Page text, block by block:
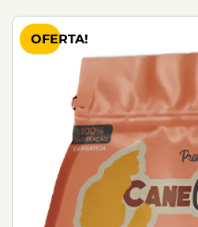
OFERTA!